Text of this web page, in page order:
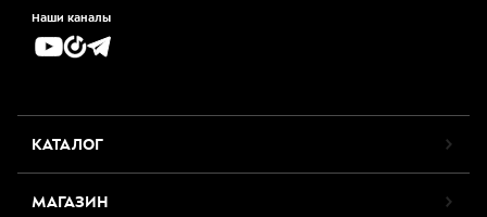
Наши каналы
КАТАЛОГ
МАГАЗИН